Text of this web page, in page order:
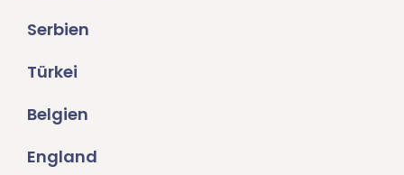
Serbien
Türkei
Belgien
England